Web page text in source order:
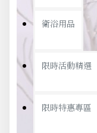
衛浴用品
限時活動精選
限時特惠專區